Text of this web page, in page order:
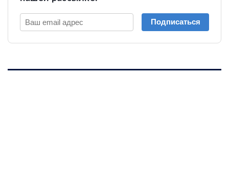
Подписаться